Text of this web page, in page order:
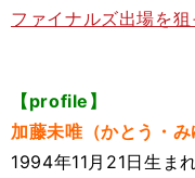
ファイナルズ出場を狙
【profile】
加藤未唯（かとう・み
1994年11月21日生ま